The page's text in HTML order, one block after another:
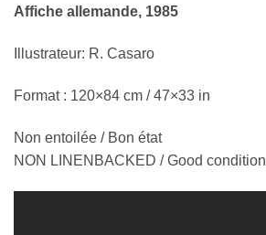
Affiche allemande, 1985
Illustrateur: R. Casaro
Format : 120×84 cm / 47×33 in
Non entoilée / Bon état
NON LINENBACKED / Good condition